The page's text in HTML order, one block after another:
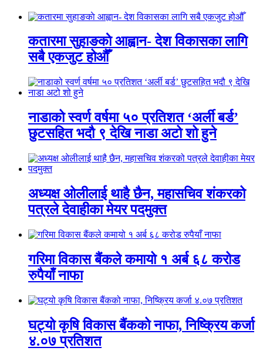
कतारमा सुहाङकाे आह्वान- देश विकासका लागि
सबै एकजुट होऔँ
नाडाको स्वर्ण वर्षमा ५० प्रतिशत ‘अर्ली बर्ड’
छुटसहित भदौ ९ देखि नाडा अटो शो हुने
अध्यक्ष ओलीलाई थाहै छैन, महासचिव शंकरको
पत्रले देवाहीका मेयर पदमुक्त
गरिमा विकास बैंकले कमायो १ अर्ब ६८ करोड
रुपैयाँ नाफा
घट्यो कृषि विकास बैंकको नाफा, निष्क्रिय कर्जा
४.०७ प्रतिशत